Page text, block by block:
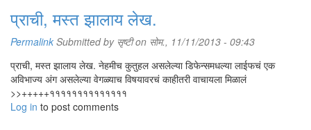
प्राची, मस्त झालाय लेख.
Permalink Submitted by सृष्टीon सोम., 11/11/2013 - 09:43
प्राची, मस्त झालाय लेख. नेहमीच कुतुहल असलेल्या डिफेन्समधल्या लाईफचं एक
अविभाज्य अंग असलेल्या वेगळ्याच विषयावरचं काहीतरी वाचायला मिळालं
>>+++++११११११११११११११
Log in to post comments